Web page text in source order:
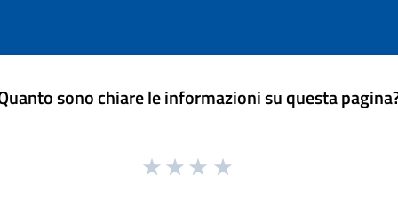
sono chiare le informazioni su questa